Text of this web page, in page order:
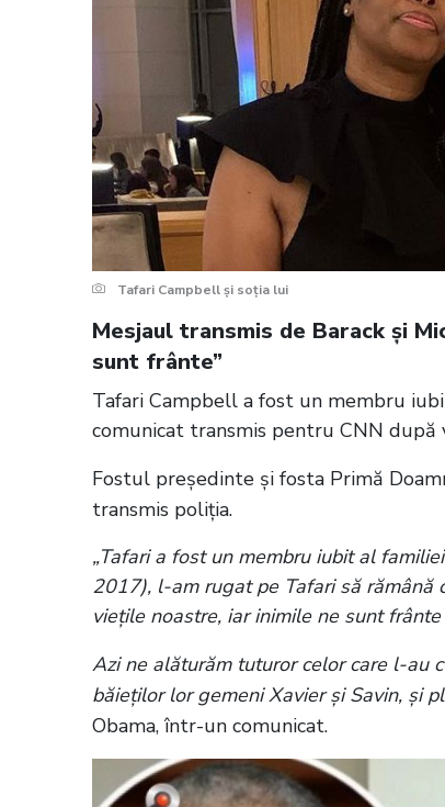
Tafari Campbell și soția lui
Mesjaul transmis de Barack și
sunt frânte”
Tafari Campbell a fost un membru
comunicat transmis pentru CNN după
Fostul președinte și fosta Primă
transmis poliția.
„Tafari a fost un membru iubit al
2017), l-am rugat pe Tafari să rămână
vieţile noastre, iar inimile ne sunt
Azi ne alăturăm tuturor celor care l-au
băieţilor lor gemeni Xavier şi Savin, şi
Obama, într-un comunicat.